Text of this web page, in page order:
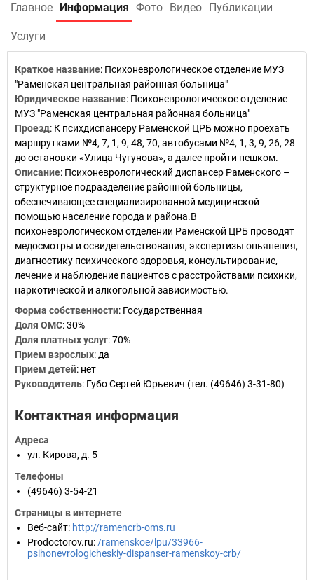
Главное Информация Фото Видео Публикации
Услуги
Краткое название: Психоневрологическое отделение МУЗ
"Раменская центральная районная больница"
Юридическое название: Психоневрологическое отделение
МУЗ "Раменская центральная районная больница"
Проезд: К психдиспансеру Раменской ЦРБ можно проехать
маршрутками №4, 7, 1, 9, 48, 70, автобусами №4, 1, 3, 9, 26, 28
до остановки «Улица Чугунова», а далее пройти пешком.
Описание: Психоневрологический диспансер Раменского –
структурное подразделение районной больницы,
обеспечивающее специализированной медицинской
помощью население города и района.В
психоневрологическом отделении Раменской ЦРБ проводят
медосмотры и освидетельствования, экспертизы опьянения,
диагностику психического здоровья, консультирование,
лечение и наблюдение пациентов с расстройствами психики,
наркотической и алкогольной зависимостью.
Форма собственности: Государственная
Доля ОМС:30%
Доля платных услуг:70%
Прием взрослых: да
Прием детей: нет
Руководитель: Губо Сергей Юрьевич (тел. (49646) 3-31-80)
Контактная информация
Адреса
ул. Кирова, д. 5
Телефоны
(49646) 3-54-21
Страницы в интернете
Веб-сайт: http://ramencrb-oms.ru
Prodoctorov.ru: /ramenskoe/lpu/33966-
psihonevrologicheskiy-dispanser-ramenskoy-crb/